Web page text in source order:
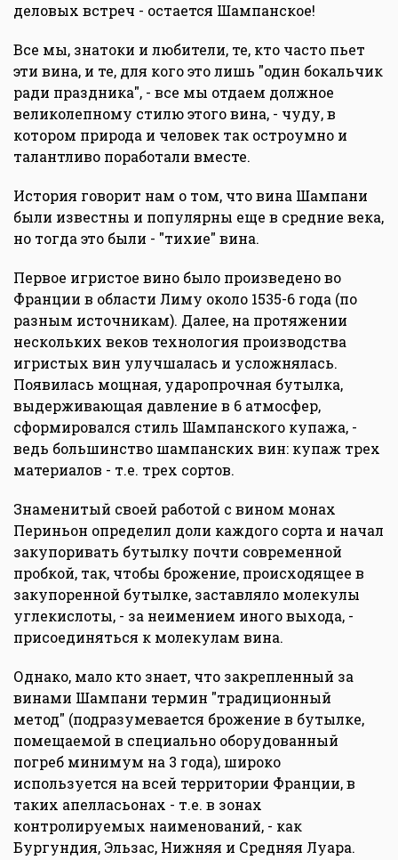
деловых встреч - остается Шампанское!
Все мы, знатоки и любители, те, кто часто пьет
эти вина, и те, для кого это лишь "один бокальчик
ради праздника", - все мы отдаем должное
великолепному стилю этого вина, - чуду, в
котором природа и человек так остроумно и
талантливо поработали вместе.
История говорит нам о том, что вина Шампани
были известны и популярны еще в средние века,
но тогда это были - "тихие" вина.
Первое игристое вино было произведено во
Франции в области Лиму около 1535-6 года (по
разным источникам). Далее, на протяжении
нескольких веков технология производства
игристых вин улучшалась и усложнялась.
Появилась мощная, ударопрочная бутылка,
выдерживающая давление в 6 атмосфер,
сформировался стиль Шампанского купажа, -
ведь большинство шампанских вин: купаж трех
материалов - т.е. трех сортов.
Знаменитый своей работой с вином монах
Периньон определил доли каждого сорта и начал
закупоривать бутылку почти современной
пробкой, так, чтобы брожение, происходящее в
закупоренной бутылке, заставляло молекулы
углекислоты, - за неимением иного выхода, -
присоединяться к молекулам вина.
Однако, мало кто знает, что закрепленный за
винами Шампани термин "традиционный
метод" (подразумевается брожение в бутылке,
помещаемой в специально оборудованный
погреб минимум на 3 года), широко
используется на всей территории Франции, в
таких апелласьонах - т.е. в зонах
контролируемых наименований, - как
Бургундия, Эльзас, Нижняя и Средняя Луара.